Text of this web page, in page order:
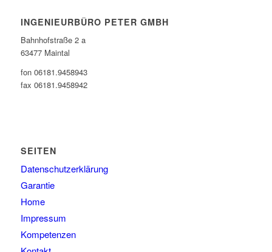
INGENIEURBÜRO PETER GMBH
Bahnhofstraße 2 a
63477 Maintal
fon 06181.9458943
fax 06181.9458942
SEITEN
Datenschutzerklärung
Garantie
Home
Impressum
Kompetenzen